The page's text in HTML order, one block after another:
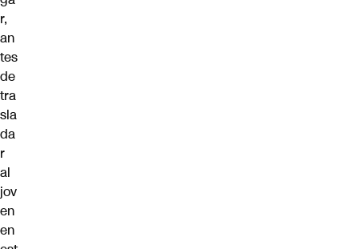
r,
an
tes
de
tra
sla
da
r
al
jov
en
en